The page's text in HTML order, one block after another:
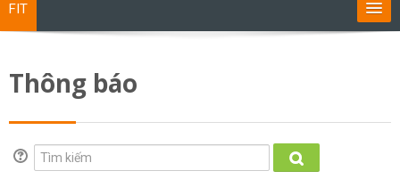
FIT
Giảng viên
Sinh viên
Thông báo
Tìm kiếm
Tìm kiếm